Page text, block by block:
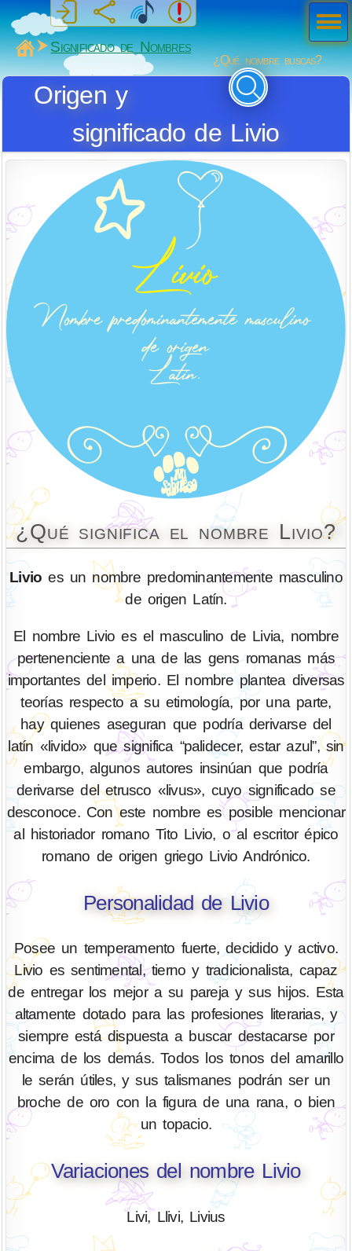
MiSabueso
Significado de Nombres
¿Qué nombre buscas?
Origen y
significado de Livio
¿Qué significa el nombre Livio?
Livio es un nombre predominantemente masculino
de origen Latín.
El nombre Livio es el masculino de Livia, nombre
pertenenciente a una de las gens romanas más
importantes del imperio. El nombre plantea diversas
teorías respecto a su etimología, por una parte,
hay quienes aseguran que podría derivarse del
latín «livido» que significa “palidecer, estar azul”, sin
embargo, algunos autores insinúan que podría
derivarse del etrusco «livus», cuyo significado se
desconoce. Con este nombre es posible mencionar
al historiador romano Tito Livio, o al escritor épico
romano de origen griego Livio Andrónico.
Personalidad de Livio
Posee un temperamento fuerte, decidido y activo.
Livio es sentimental, tierno y tradicionalista, capaz
de entregar los mejor a su pareja y sus hijos. Esta
altamente dotado para las profesiones literarias, y
siempre está dispuesta a buscar destacarse por
encima de los demás. Todos los tonos del amarillo
le serán útiles, y sus talismanes podrán ser un
broche de oro con la figura de una rana, o bien
un topacio.
Variaciones del nombre Livio
Livi, Llivi, Livius
Men
ú